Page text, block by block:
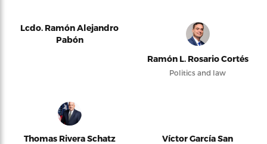
Lcdo. Ramón Alejandro
Pabón
Ramón L. Rosario Cortés
Politics and law
Thomas Rivera Schatz
Víctor García San